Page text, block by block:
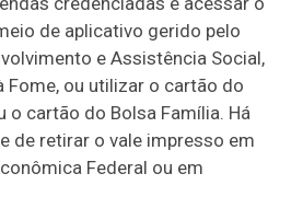
de aplicativo gerido pelo
e Assistência Social,
Fome, ou utilizar o cartão do
o cartão do Bolsa Família. Há
de retirar o vale impresso em
Federal ou em